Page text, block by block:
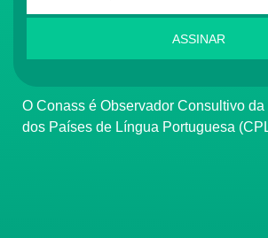
ASSINAR
O Conass é Observador Consultivo da Comunidade
dos Países de Língua Portuguesa